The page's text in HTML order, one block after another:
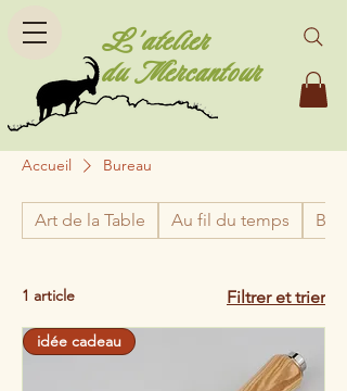
L'atelier
du Mercantour
Accueil Bureau
Art de la Table Au fil du temps
1 article Filtrer et trier
idée cadeau